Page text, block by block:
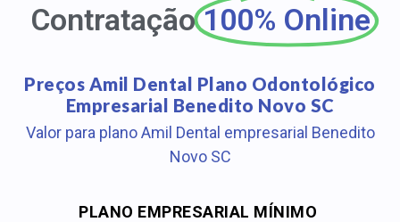
Contratação 100% Online
Preços Amil Dental Plano Odontológico
Empresarial Benedito Novo SC
Valor para plano Amil Dental empresarial Benedito
Novo SC
PLANO EMPRESARIAL MÍNIMO